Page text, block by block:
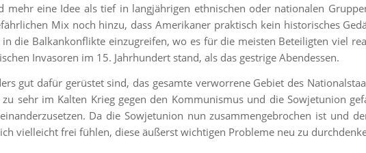
eine Idee als tief in langjährigen ethnischen oder nationalen
Mix noch hinzu, dass Amerikaner praktisch kein historisches
die Balkankonflikte einzugreifen, wo es für die meisten Beteiligten viel
Invasoren im 15. Jahrhundert stand, als das gestrige Abendessen.
gut dafür gerüstet sind, das gesamte verworrene Gebiet des
sehr im Kalten Krieg gegen den Kommunismus und die Sowjetunion
Da die Sowjetunion nun zusammengebrochen ist und
vielleicht frei fühlen, diese äußerst wichtigen Probleme neu zu